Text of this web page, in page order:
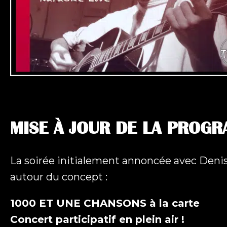
MISE À JOUR DE LA
La soirée initialement annoncée avec
autour du concept :
1000 ET UNE CHANSONS à la carte
Concert participatif en plein air !